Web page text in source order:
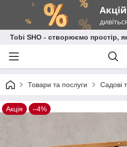
Tobi SHO - створюємо простір,
Товари та послуги Садові
Акція –4%